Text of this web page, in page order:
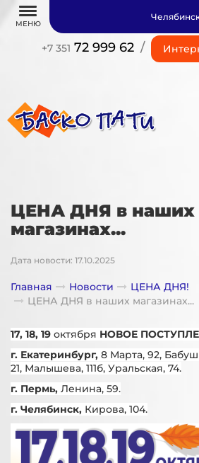
МЕНЮ
+7 351 72 999 62 /
ЦЕНА ДНЯ в наших
магазинах...
Дата новости: 17.10.2025
Главная Новости
ЦЕНА ДНЯ!
ЦЕНА ДНЯ в наших магазинах...
17, 18, 19 октября НОВОЕ
г. Екатеринбург, 8 Марта, 92,
21, Малышева, 111б, Уральская, 74.
г. Пермь, Ленина, 59.
г. Челябинск, Кирова, 104.